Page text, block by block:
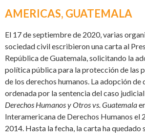
AMERICAS, GUATEMALA
El 17 de septiembre de 2020, varias
sociedad civil escribieron una carta al
República de Guatemala, solicitando la
política pública para la protección de las
de los derechos humanos. La adopción
ordenada por la sentencia del caso judicial
Derechos Humanos y Otros vs. Guatemala
Interamericana de Derechos Humanos el
2014. Hasta la fecha, la carta ha quedado